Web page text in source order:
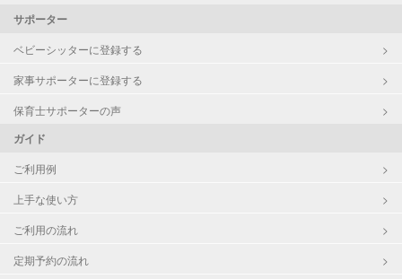
サポーター
ベビーシッターに登録する
家事サポーターに登録する
保育士サポーターの声
ガイド
ご利用例
上手な使い方
ご利用の流れ
定期予約の流れ